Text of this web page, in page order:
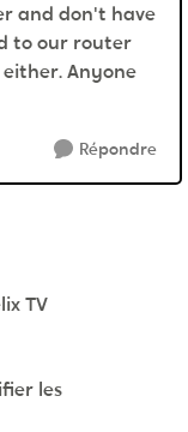
and don't have
to our router
Anyone
Répondre
TV
les